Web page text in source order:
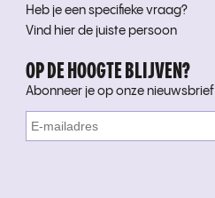
Heb je een specifieke vraag?
Vind hier de juiste persoon
OP DE HOOGTE BLIJVEN?
Abonneer je op onze nieuwsbrief